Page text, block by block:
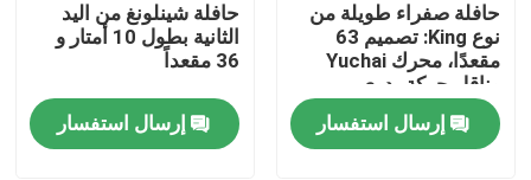
معلومات عنا
جولة في المعمل
حافلة صفراء طويلة من
نوع King: تصميم 63
مقعدًا، محرك Yuchai
وناقل حركة يدوي
إرسال استفسار
حافلة شينلونغ من اليد
الثانية بطول 10 أمتار و
36 مقعداً
إرسال استفسار